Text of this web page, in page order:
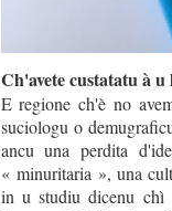
Ch'avete custatatu à
E regione ch'è no
suciologu o
ancu una perdita
« minuritaria », una
in u studiu dicenu chì